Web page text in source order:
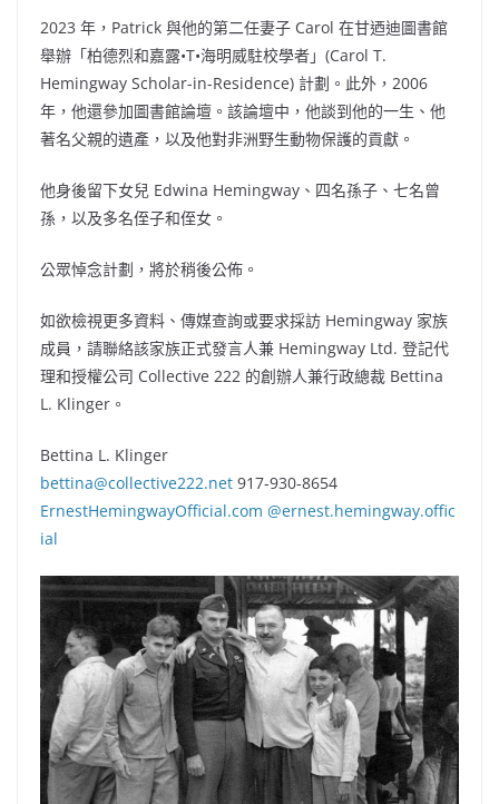
2023 年，Patrick 與他的第二任妻子 Carol 在甘迺迪圖書館
舉辦「柏德烈和嘉露•T•海明威駐校學者」(Carol T.
Hemingway Scholar-in-Residence) 計劃。此外，2006
年，他還參加圖書館論壇。該論壇中，他談到他的一生、他
著名父親的遺產，以及他對非洲野生動物保護的貢獻。
他身後留下女兒 Edwina Hemingway、四名孫子、七名曾
孫，以及多名侄子和侄女。
公眾悼念計劃，將於稍後公佈。
如欲檢視更多資料、傳媒查詢或要求採訪 Hemingway 家族
成員，請聯絡該家族正式發言人兼 Hemingway Ltd. 登記代
理和授權公司 Collective 222 的創辦人兼行政總裁 Bettina
L. Klinger。
Bettina L. Klinger
bettina@collective222.net 917-930-8654
ErnestHemingwayOfficial.com @ernest.hemingway.offic
ial